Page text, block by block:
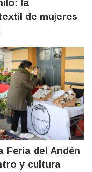
la
de mujeres
Feria del Andén
y cultura